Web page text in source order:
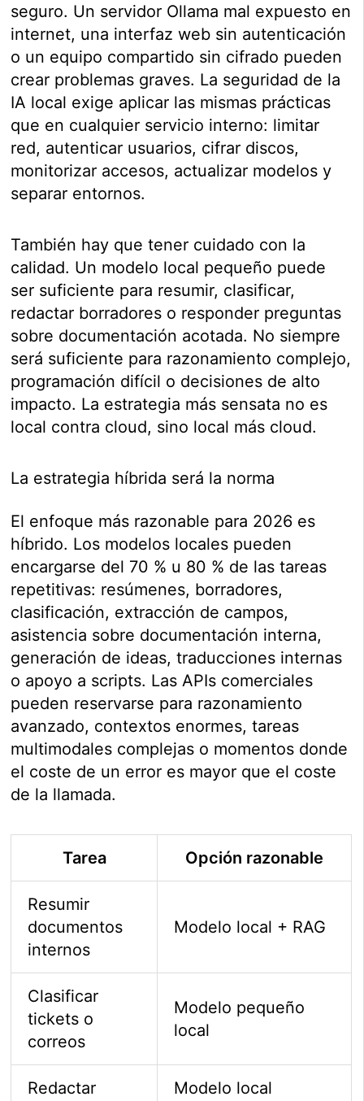
seguro. Un servidor Ollama mal expuesto en
internet, una interfaz web sin autenticación
o un equipo compartido sin cifrado pueden
crear problemas graves. La seguridad de la
IA local exige aplicar las mismas prácticas
que en cualquier servicio interno: limitar
red, autenticar usuarios, cifrar discos,
monitorizar accesos, actualizar modelos y
separar entornos.
También hay que tener cuidado con la
calidad. Un modelo local pequeño puede
ser suficiente para resumir, clasificar,
redactar borradores o responder preguntas
sobre documentación acotada. No siempre
será suficiente para razonamiento complejo,
programación difícil o decisiones de alto
impacto. La estrategia más sensata no es
local contra cloud, sino local más cloud.
La estrategia híbrida será la norma
El enfoque más razonable para 2026 es
híbrido. Los modelos locales pueden
encargarse del 70 % u 80 % de las tareas
repetitivas: resúmenes, borradores,
clasificación, extracción de campos,
asistencia sobre documentación interna,
generación de ideas, traducciones internas
o apoyo a scripts. Las APIs comerciales
pueden reservarse para razonamiento
avanzado, contextos enormes, tareas
multimodales complejas o momentos donde
el coste de un error es mayor que el coste
de la llamada.
Tarea Opción razonable
Resumir
documentos
internos
Modelo local + RAG
Clasificar
tickets o
correos
Modelo pequeño
local
Redactar Modelo local